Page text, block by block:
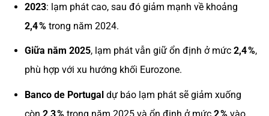
2023: lạm phát cao, sau đó giảm mạnh về khoảng
2,4 %trong năm 2024.
Giữa năm 2025, lạm phát vẫn giữ ổn định ở mức 2,4 %,
phù hợp với xu hướng khối Eurozone.
Banco de Portugaldự báo lạm phát sẽ giảm xuống